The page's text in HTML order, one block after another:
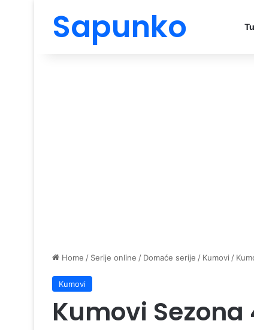
Sapunko
Home / Serije online / Domaće serije / Kumovi /
Kumovi
Kumovi Sezona